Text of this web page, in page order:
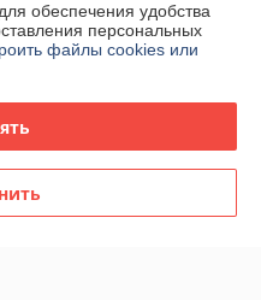
обеспечения удобства
персональных
файлы cookies или